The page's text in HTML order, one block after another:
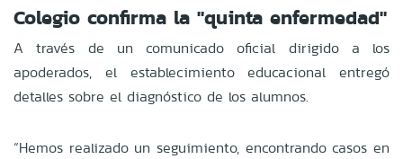
Colegio confirma la "quinta enfermedad"
A través de un comunicado oficial dirigido a los
apoderados, el establecimiento educacional entregó
detalles sobre el diagnóstico de los alumnos.
“Hemos realizado un seguimiento, encontrando casos en